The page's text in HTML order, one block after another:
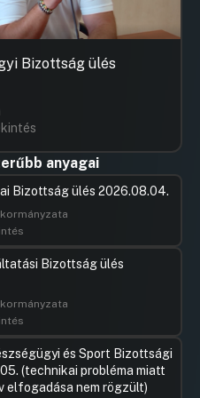
napirendi pontra
Dódity
napirendi pontra
ciklus
Ternyák
alapító
napirendi pontra
Gajda
évi
Bizottság ülés
anyagai
Bizottság ülés 2026.08.04.
Bizottság ülés
és Sport Bizottsági
(technikai probléma miatt
elfogadása nem rögzült)